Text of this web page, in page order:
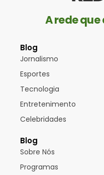
A rede
Blog
Jornalismo
Esportes
Tecnologia
Entretenimento
Celebridades
Blog
Sobre Nós
Programas